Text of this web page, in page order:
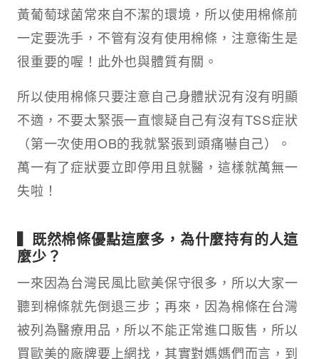
黃葡萄球菌常來自不潔的環境，所以使用棉條前
一定要洗手，不管有沒有使用棉條，注意衛生是
很重要的喔！此外也與體質有關。
所以使用棉條只要注意自己身體狀況有沒有明顯
不適，不要太緊張一直懷疑自己有沒有TSS症狀
（第一次使用OB的我就緊張到頭痛嚇自己）。
萬一有了症狀要立即停用且就醫，這樣就萬無一
失啦！
▍既然棉條優點這麼多，為什麼持有的人這
麼少？
一來因為台灣民風比歐美保守很多，所以大家一
聽到棉條就先倒退三步；再來，因為棉條在台灣
被列為醫療用品，所以不能正常進口販售，所以
買歐美的廠牌要上網找，其實對媽媽們而言，到